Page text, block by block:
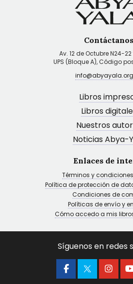
Contáctanos
Av. 12 de Octubre N24-
UPS (Bloque A), Código
Libros
Libros
Nuestros
Noticias Abya-
Enlaces de
Términos y
Política de protección de
Condiciones de
Políticas de envío y
Cómo accedo a mis
Síguenos en redes